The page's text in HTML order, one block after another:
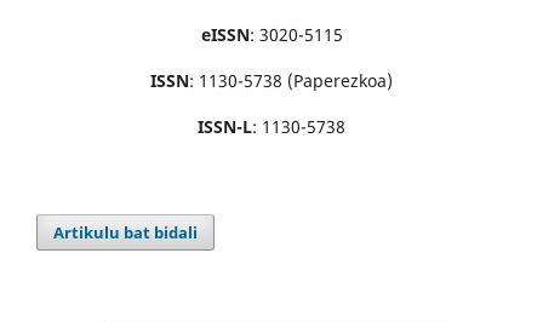
eISSN: 3020-5115
ISSN: 1130-5738 (Paperezkoa)
ISSN-L: 1130-5738
Artikulu bat bidali